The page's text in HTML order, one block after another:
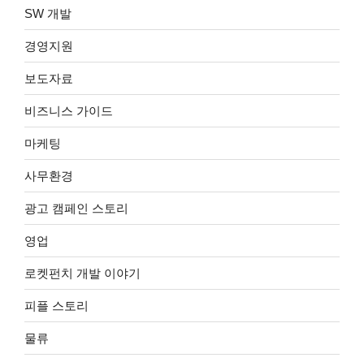
SW 개발
경영지원
보도자료
비즈니스 가이드
마케팅
사무환경
광고 캠페인 스토리
영업
로켓펀치 개발 이야기
피플 스토리
물류